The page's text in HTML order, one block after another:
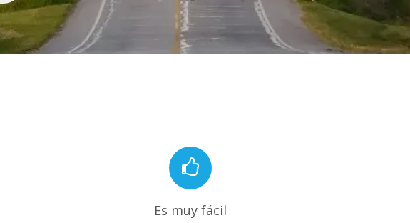
Es muy fácil